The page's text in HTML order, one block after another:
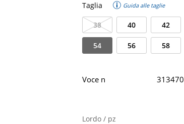
Taglia Guida alle taglie
38 40 42
54 56 58
Lordo / pz
Voce n 313470